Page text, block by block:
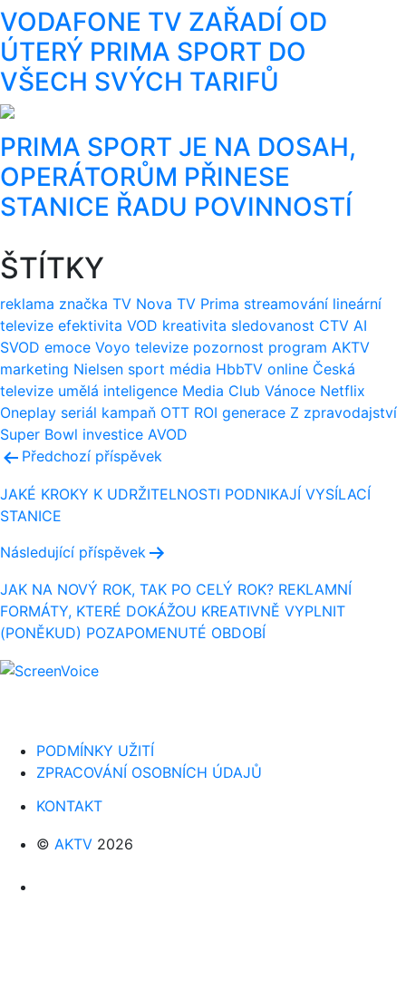
VODAFONE TV ZAŘADÍ OD
ÚTERÝ PRIMA SPORT DO
VŠECH SVÝCH TARIFŮ
PRIMA SPORT JE NA DOSAH,
OPERÁTORŮM PŘINESE
STANICE ŘADU POVINNOSTÍ
ŠTÍTKY
reklama značka TV Nova TV Prima streamování lineární
televize efektivita VOD kreativita sledovanost CTV AI
SVOD emoce Voyo televize pozornost program AKTV
marketing Nielsen sport média HbbTV online Česká
televize umělá inteligence Media Club Vánoce Netflix
Oneplay seriál kampaň OTT ROI generace Z zpravodajství
Super Bowl investice AVOD
Navigace
pro
příspěvek
Předchozí příspěvek
JAKÉ KROKY K UDRŽITELNOSTI PODNIKAJÍ VYSÍLACÍ
STANICE
Následující příspěvek
JAK NA NOVÝ ROK, TAK PO CELÝ ROK? REKLAMNÍ
FORMÁTY, KTERÉ DOKÁŽOU KREATIVNĚ VYPLNIT
(PONĚKUD) POZAPOMENUTÉ OBDOBÍ
PODMÍNKY UŽITÍ
ZPRACOVÁNÍ OSOBNÍCH ÚDAJŮ
KONTAKT
© AKTV 2026